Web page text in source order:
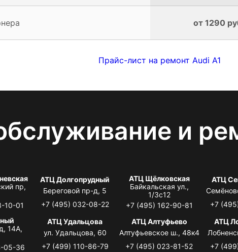
от 1290
Прайс-лист на ремонт Audi A1
и
пр,
10-01
АТЦ Долгопрудный
Береговой пр-д, 5
+7 (495) 032-08-22
АТЦ Щёлковская
Байкальская ул.,
1/3с12
+7 (495) 162-90-81
АТЦ
+7
14А,
05-36
АТЦ Удальцова
ул. Удальцова, 60
+7 (499) 110-86-79
АТЦ Алтуфьево
Алтуфьевское ш., 48к4
+7 (495) 023-81-52
АТЦ
+7